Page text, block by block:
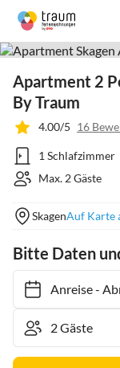
Apartment 2
By Traum
4.00/5 16
1 Schlafzimmer
Max. 2 Gäste
SkagenAuf Karte
Bitte Daten
Anreise-